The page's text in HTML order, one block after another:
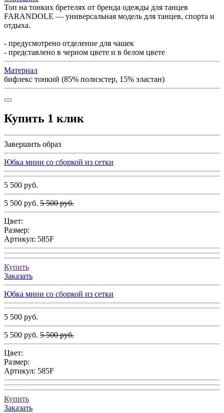
Топ на тонких бретелях от бренда одежды для танцев
FARANDOLE — универсальная модель для танцев, спорта и
отдыха.
- предусмотрено отделение для чашек
- представлено в черном цвете и в белом цвете
Материал
бифлекс тонкий (85% полиэстер, 15% эластан)
Купить 1 клик
Завершить образ
Юбка мини со сборкой из сетки
5 500 руб.
5 500 руб. 5 500 руб.
Цвет:
Размер:
Артикул: 585F
Купить
Заказать
Юбка мини со сборкой из сетки
5 500 руб.
5 500 руб. 5 500 руб.
Цвет:
Размер:
Артикул: 585F
Купить
Заказать